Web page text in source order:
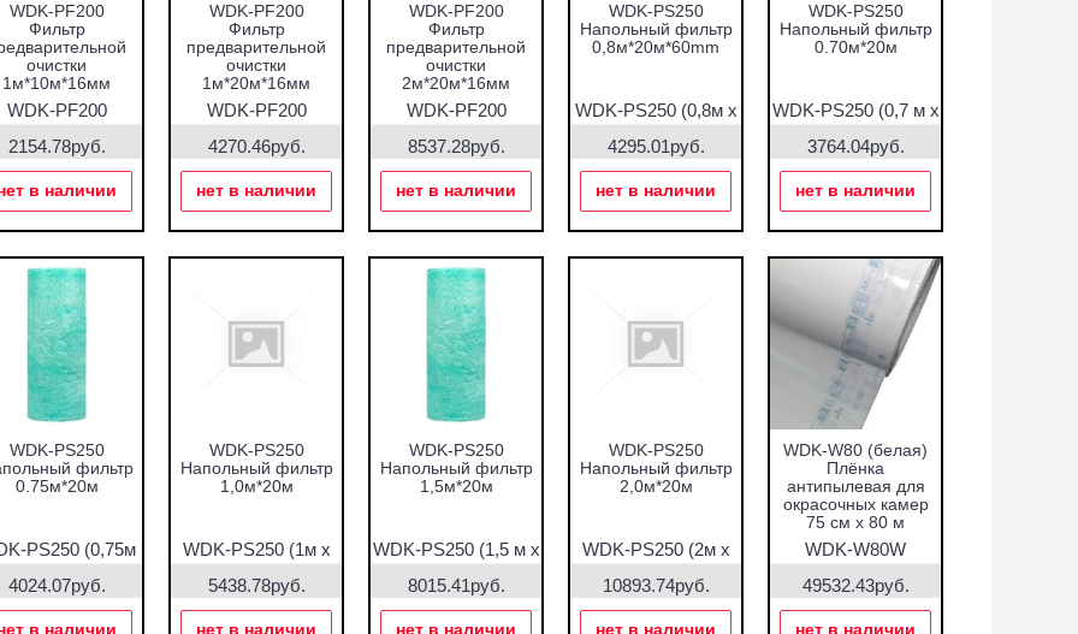
WDK-PF200
Фильтр
очистки
1м*10м*16мм
WDK-PF200
2154.78руб.
в наличии
WDK-PF200
Фильтр
предварительной
очистки
1м*20м*16мм
WDK-PF200
(1м*20м*16мм)
4270.46руб.
нет в наличии
WDK-PF200
Фильтр
предварительной
очистки
2м*20м*16мм
WDK-PF200
(2м*20м*16мм)
8537.28руб.
нет в наличии
WDK-PS250
Напольный фильтр
0,8м*20м*60mm
WDK-PS250 (0,8м х
20м)
4295.01руб.
нет в наличии
WDK-PS250
Напольный фильтр
0.70м*20м
WDK-PS250 (0,7 м х
20м)
3764.04руб.
нет в наличии
WDK-PS250
фильтр
0.75м*20м
PS250 (0,75м
х 20м)
4024.07руб.
в наличии
WDK-PS250
Напольный фильтр
1,0м*20м
WDK-PS250 (1м х
20м)
5438.78руб.
нет в наличии
WDK-PS250
Напольный фильтр
1,5м*20м
WDK-PS250 (1,5 м х
20 м)
8015.41руб.
нет в наличии
WDK-PS250
Напольный фильтр
2,0м*20м
WDK-PS250 (2м х
20м)
10893.74руб.
нет в наличии
WDK-W80 (белая)
Плёнка
антипылевая для
окрасочных камер
75 см х 80 м
WDK-W80W
49532.43руб.
нет в наличии